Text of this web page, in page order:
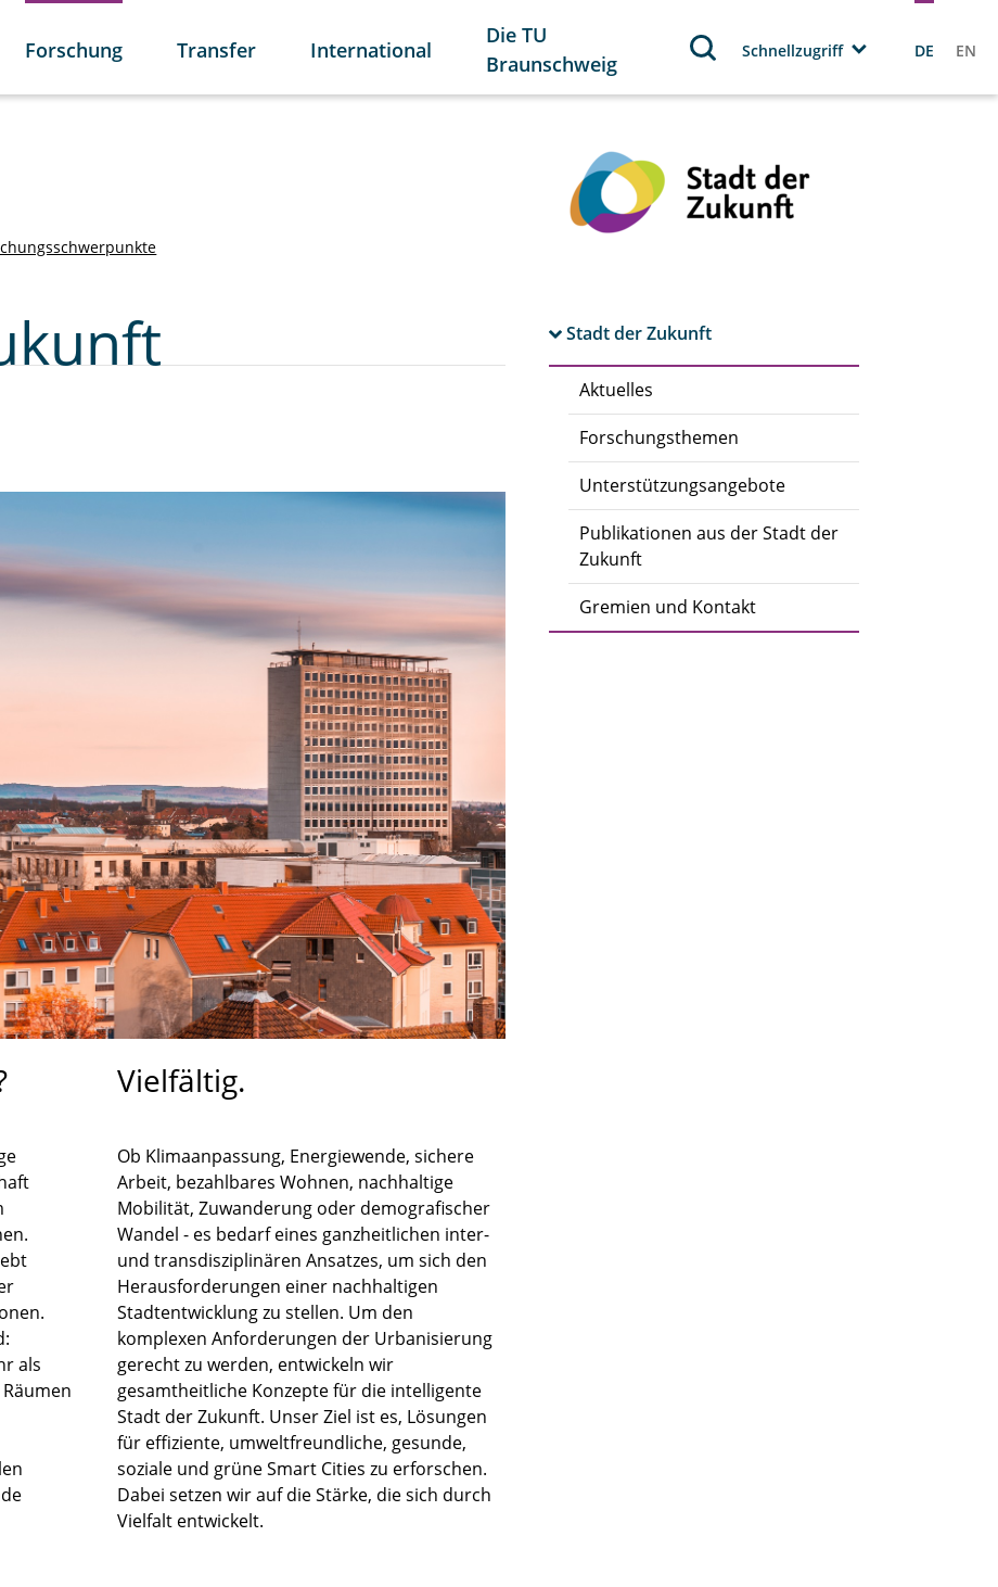
Forschung Transfer International
Die TU
Braunschweig
Schnellzugriff DE EN
Stadt der Zukunft
Aktuelles
Forschungsthemen
Unterstützungsangebote
Publikationen aus der Stadt der
Zukunft
Gremien und Kontakt
als
Vielfältig.
Ob Klimaanpassung, Energiewende, sichere
Arbeit, bezahlbares Wohnen, nachhaltige
Mobilität, Zuwanderung oder demografischer
Wandel - es bedarf eines ganzheitlichen inter-
und transdisziplinären Ansatzes, um sich den
Herausforderungen einer nachhaltigen
Stadtentwicklung zu stellen. Um den
komplexen Anforderungen der Urbanisierung
gerecht zu werden, entwickeln wir
gesamtheitliche Konzepte für die intelligente
Stadt der Zukunft. Unser Ziel ist es, Lösungen
für effiziente, umweltfreundliche, gesunde,
soziale und grüne Smart Cities zu erforschen.
Dabei setzen wir auf die Stärke, die sich durch
Vielfalt entwickelt.